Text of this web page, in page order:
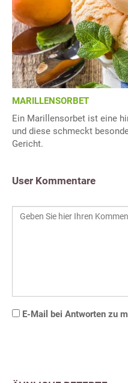
MARILLENSORBET
Ein Marillensorbet ist eine
und diese schmeckt
Gericht.
User Kommentare
E-Mail bei Antworten zu